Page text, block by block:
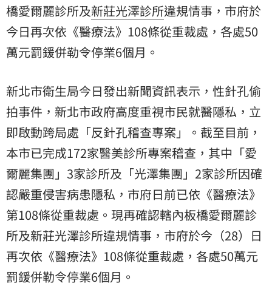
橋愛爾麗診所及新莊光澤診所違規情事，市府於
今日再次依《醫療法》108條從重裁處，各處50
萬元罰鍰併勒令停業6個月。
新北市衛生局今日發出新聞資訊表示，性針孔偷
拍事件，新北市政府高度重視市民就醫隱私，立
即啟動跨局處「反針孔稽查專案」。截至目前，
本市已完成172家醫美診所專案稽查，其中「愛
爾麗集團」3家診所及「光澤集團」2家診所因確
認嚴重侵害病患隱私，市府日前已依《醫療法》
第108條從重裁處。現再確認轄內板橋愛爾麗診
所及新莊光澤診所違規情事，市府於今（28）日
再次依《醫療法》108條從重裁處，各處50萬元
罰鍰併勒令停業6個月。